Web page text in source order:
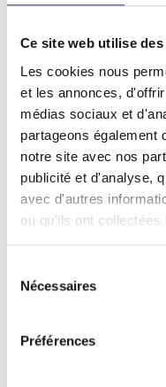
Ce site web utilise
Les cookies nous
et les annonces,
médias sociaux et
partageons également
notre site avec nos
publicité et d'analyse,
avec d'autres
ou qu'ils ont
services.
Nécessaires
Préférences